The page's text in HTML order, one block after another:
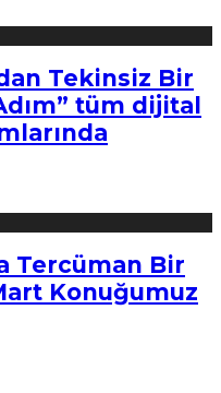
Tekinsiz Bir
tüm dijital
Tercüman Bir
Konuğumuz